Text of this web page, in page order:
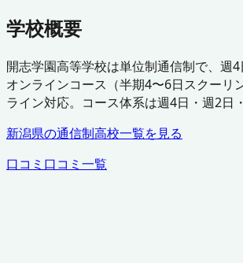
学校概要
開志学園高等学校は単位制通信制で、週
オンラインコース（半期4〜6日スクー
ライン対応。コース体系は週4日・週2日
新潟県の通信制高校一覧を見る
口コミ 口コミ一覧